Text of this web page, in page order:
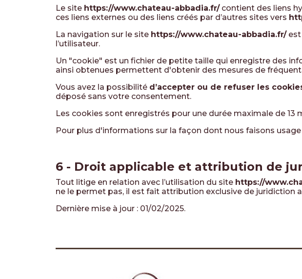
Le site https://www.chateau-abbadia.fr/contient des liens
ces liens externes ou des liens créés par d’autres sites vers
La navigation sur le site https://www.chateau-abbadia.fr/est
l’utilisateur.
Un "cookie" est un fichier de petite taille qui enregistre des
ainsi obtenues permettent d'obtenir des mesures de
Vous avez la possibilité d’accepter ou de refuser les
déposé sans votre consentement.
Les cookies sont enregistrés pour une durée maximale de 13
Pour plus d'informations sur la façon dont nous faisons
6 - Droit applicable et attribution de
Tout litige en relation avec l’utilisation du site https://
ne le permet pas, il est fait attribution exclusive de juridiction
Dernière mise à jour : 01/02/2025.